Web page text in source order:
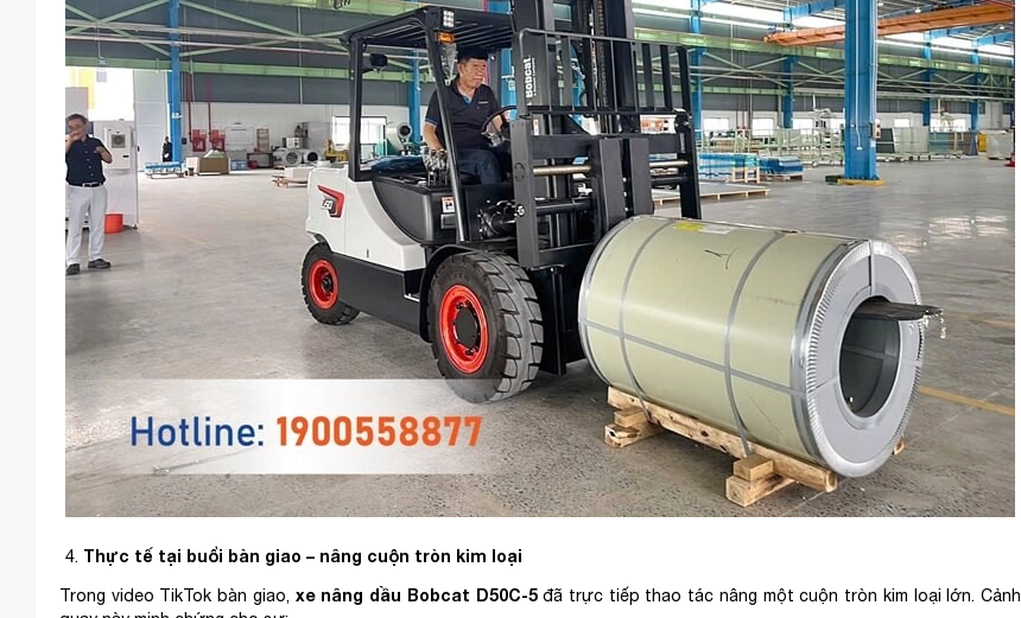
Thực tế tại buổi bàn giao – nâng cuộn tròn kim loại
Trong video TikTok bàn giao, xe nâng dầu Bobcat D50C-5đã trực tiếp thao tác nâng một cuộn tròn kim loại lớn. Cảnh